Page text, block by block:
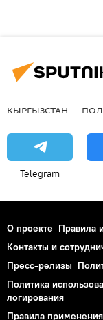
КЫРГЫЗСТАН
Telegram
О проекте Правила
Контакты и
Пресс-релизы
Политика
логирования
Правила